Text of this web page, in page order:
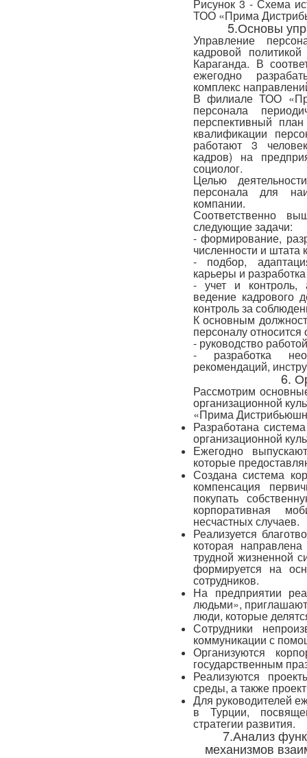
Рисунок 3 - Схема
ТОО «Прима
5.Основы
Управление
кадровой
Караганда. В
ежегодно
комплекс
В филиале ТОО
персонала
перспективный
квалификации
работают 3
кадров) на
социолог.
Целью
персонала для
компании.
Соответственно
следующие задачи:
- формирование,
численности и штата
- подбор,
карьеры и
- учет и контроль,
ведение кадрового
контроль за
К основным
персоналу
- руководство
- разработка
рекомендаций,
6.
Рассмотрим
организационной
«Прима
Разработана
организационной
Ежегодно
которые
Создана система
компенсация
покупать
корпоративная
несчастных случаев.
Реализуется
которая
трудной жизненной
формируется на
сотрудников.
На предприятии
людьми»,
люди, которые
Сотрудники
коммуникации с
Организуются
государственным
Реализуются
среды, а также
Для руководителей
в Турции,
стратегии развития.
7.Анализ
механизмов